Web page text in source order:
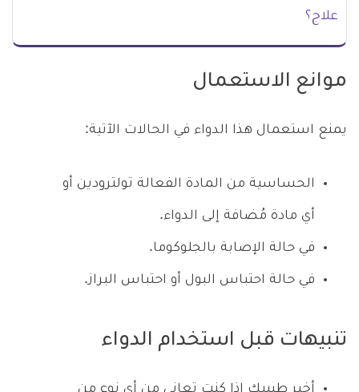
علاج؟
موانع الاستعمال
يمنع استعمال هذا الدواء في الحالات الآتية:
الحساسية من المادة الفعالة تولترودين أو
أي مادة مُضافة إلى الدواء.
في حالة الإصابة بالجلوكوما.
في حالة احتباس البول أو احتباس البراز.
تنبيهات قبل استخدام الدواء